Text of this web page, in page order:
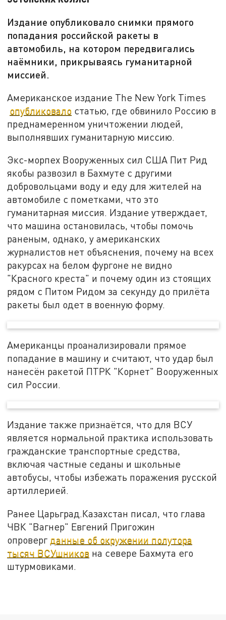
Издание опубликовало снимки прямого
попадания российской ракеты в
автомобиль, на котором передвигались
наёмники, прикрываясь гуманитарной
миссией.
Американское издание The New York Times
опубликовало статью, где обвинило Россию в
преднамеренном уничтожении людей,
выполнявших гуманитарную миссию.
Экс-морпех Вооруженных сил США Пит Рид
якобы развозил в Бахмуте с другими
добровольцами воду и еду для жителей на
автомобиле с пометками, что это
гуманитарная миссия. Издание утверждает,
что машина остановилась, чтобы помочь
раненым, однако, у американских
журналистов нет объяснения, почему на всех
ракурсах на белом фургоне не видно
"Красного креста" и почему один из стоящих
рядом с Питом Ридом за секунду до прилёта
ракеты был одет в военную форму.
Американцы проанализировали прямое
попадание в машину и считают, что удар был
нанесён ракетой ПТРК "Корнет" Вооруженных
сил России.
Издание также признаётся, что для ВСУ
является нормальной практика использовать
гражданские транспортные средства,
включая частные седаны и школьные
автобусы, чтобы избежать поражения русской
артиллерией.
Ранее Царьград.Казахстан писал, что глава
ЧВК "Вагнер" Евгений Пригожин
опроверг данные об окружении полутора
тысяч ВСУшников на севере Бахмута его
штурмовиками.